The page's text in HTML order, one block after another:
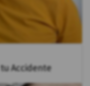
Accidente